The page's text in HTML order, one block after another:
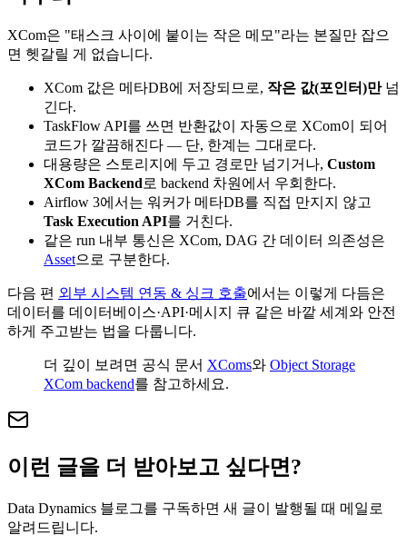
XCom은 "태스크 사이에 붙이는 작은 메모"라는 본질만 잡으
면 헷갈릴 게 없습니다.
XCom 값은 메타DB에 저장되므로, 작은 값(포인터)만넘
긴다.
TaskFlow API를 쓰면 반환값이 자동으로 XCom이 되어
코드가 깔끔해진다 — 단, 한계는 그대로다.
대용량은 스토리지에 두고 경로만 넘기거나, Custom
XCom Backend로 backend 차원에서 우회한다.
Airflow 3에서는 워커가 메타DB를 직접 만지지 않고
Task Execution API를 거친다.
같은 run 내부 통신은 XCom, DAG 간 데이터 의존성은
Asset으로 구분한다.
다음 편 외부 시스템 연동 & 싱크 호출에서는 이렇게 다듬은
데이터를 데이터베이스·API·메시지 큐 같은 바깥 세계와 안전
하게 주고받는 법을 다룹니다.
더 깊이 보려면 공식 문서 XComs와 Object Storage
XCom backend를 참고하세요.
이런 글을 더 받아보고 싶다면?
Data Dynamics 블로그를 구독하면 새 글이 발행될 때 메일로
알려드립니다.